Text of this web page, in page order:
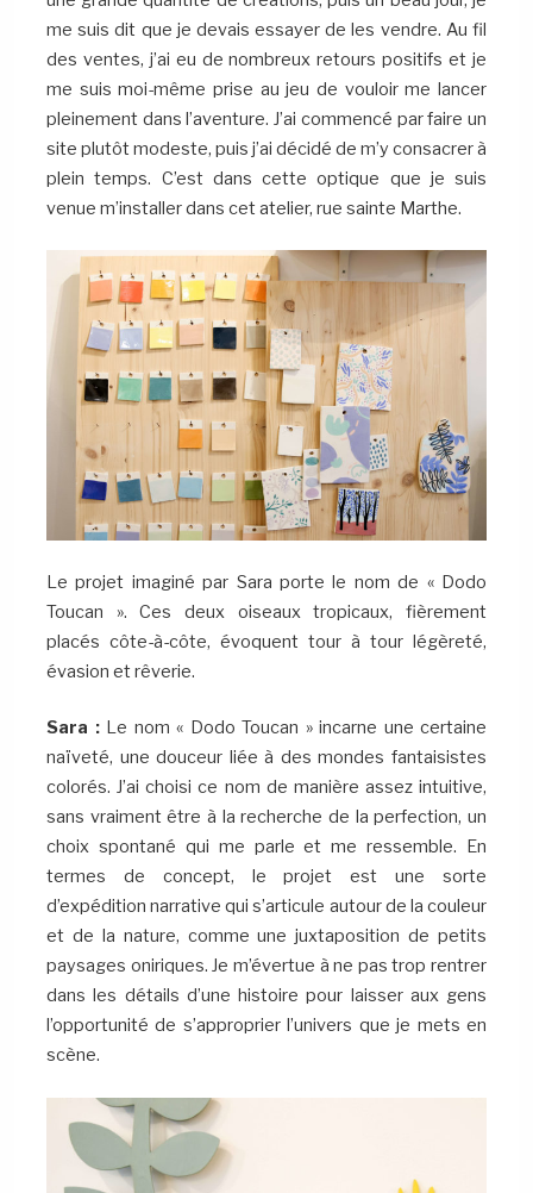
me suis dit que je devais essayer de les vendre. Au fil
des ventes, j’ai eu de nombreux retours positifs et je
me suis moi-même prise au jeu de vouloir me lancer
pleinement dans l’aventure. J’ai commencé par faire un
site plutôt modeste, puis j’ai décidé de m’y consacrer à
plein temps. C’est dans cette optique que je suis
venue m’installer dans cet atelier, rue sainte Marthe.
Le projet imaginé par Sara porte le nom de « Dodo
Toucan ». Ces deux oiseaux tropicaux, fièrement
placés côte-à-côte, évoquent tour à tour légèreté,
évasion et rêverie.
Sara :Le nom « Dodo Toucan » incarne une certaine
naïveté, une douceur liée à des mondes fantaisistes
colorés. J’ai choisi ce nom de manière assez intuitive,
sans vraiment être à la recherche de la perfection, un
choix spontané qui me parle et me ressemble. En
termes de concept, le projet est une sorte
d’expédition narrative qui s’articule autour de la couleur
et de la nature, comme une juxtaposition de petits
paysages oniriques. Je m’évertue à ne pas trop rentrer
dans les détails d’une histoire pour laisser aux gens
l’opportunité de s’approprier l’univers que je mets en
scène.